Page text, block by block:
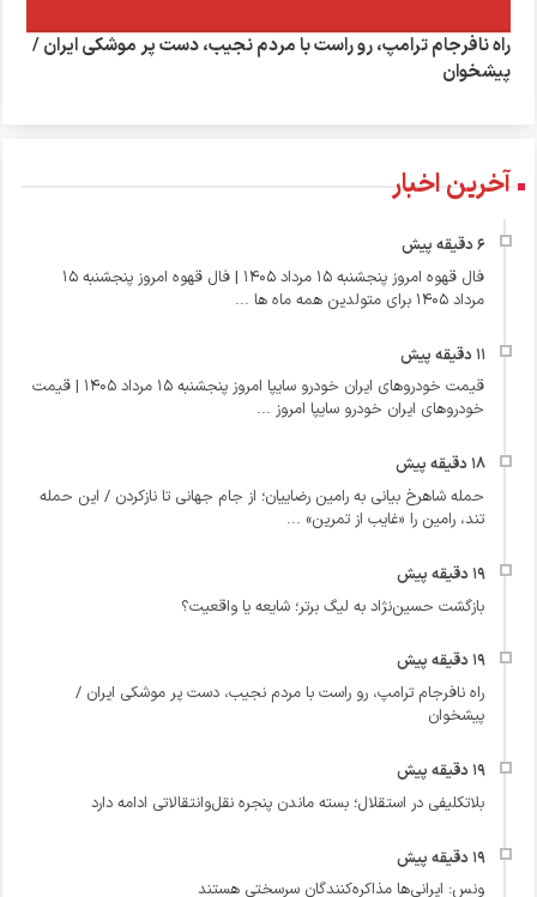
راه نافرجام ترامپ، رو راست با مردم نجیب، دست پر موشکی ایران /
پیشخوان
آخرین اخبار
فال قهوه امروز پنجشنبه 15 مرداد 1405 | فال قهوه امروز پنجشنبه 15
مرداد 1405 برای متولدین همه ماه ها ...
قیمت خودروهای ایران خودرو سایپا امروز پنجشنبه 15 مرداد 1405 | قیمت
خودروهای ایران خودرو سایپا امروز ...
حمله شاهرخ بیانی به رامین رضاییان؛ از جام جهانی تا نازکردن / این حمله
تند، رامین را «غایب از تمرین» ...
بازگشت حسین‌نژاد به لیگ برتر؛ شایعه یا واقعیت؟
راه نافرجام ترامپ، رو راست با مردم نجیب، دست پر موشکی ایران /
پیشخوان
بلاتکلیفی در استقلال؛ بسته ماندن پنجره نقل‌وانتقالاتی ادامه دارد
ونس: ایرانی‌ها مذاکره‌کنندگان سرسختی هستند